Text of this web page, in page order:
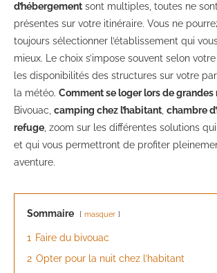
d’hébergement sont multiples, toutes ne
présentes sur votre itinéraire. Vous ne
toujours sélectionner l’établissement qui
mieux. Le choix s’impose souvent selon votre
les disponibilités des structures sur votre
la météo. Comment se loger lors de grandes
Bivouac, camping chez l’habitant, chambre
refuge, zoom sur les différentes solutions qui
et qui vous permettront de profiter
aventure.
Sommaire masquer
1 Faire du bivouac
2 Opter pour la nuit chez l’habitant